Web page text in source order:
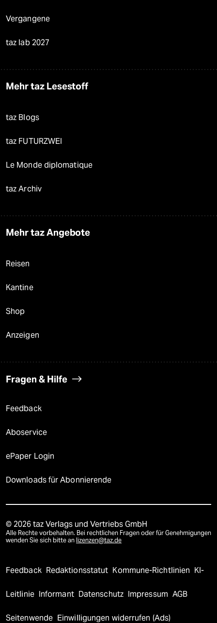
Vergangene
taz lab 2027
Mehr taz Lesestoff
taz Blogs
taz FUTURZWEI
Le Monde diplomatique
taz Archiv
Mehr taz Angebote
Reisen
Kantine
Shop
Anzeigen
Fragen & Hilfe
Feedback
Aboservice
ePaper Login
Downloads für Abonnierende
© 2026 taz Verlags und Vertriebs GmbH
Alle Rechte vorbehalten. Bei rechtlichen Fragen oder für Genehmigungen
wenden Sie sich bitte an lizenzen@taz.de
Feedback Redaktionsstatut Kommune-Richtlinien KI-
Leitlinie Informant Datenschutz Impressum AGB
Seitenwende Einwilligungen widerrufen (Ads)